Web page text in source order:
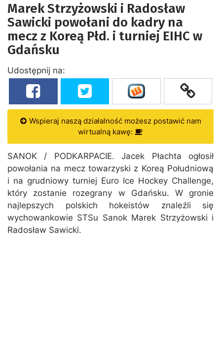
Marek Strzyżowski i Radosław
Sawicki powołani do kadry na
mecz z Koreą Płd. i turniej EIHC w
Gdańsku
Udostępnij na:
Wspieraj naszą działalność możesz postawić nam
wirtualną kawę:
SANOK / PODKARPACIE. Jacek Płachta ogłosił
powołania na mecz towarzyski z Koreą Południową
i na grudniowy turniej Euro Ice Hockey Challenge,
który zostanie rozegrany w Gdańsku. W gronie
najlepszych polskich hokeistów znaleźli się
wychowankowie STSu Sanok Marek Strzyżowski i
Radosław Sawicki.